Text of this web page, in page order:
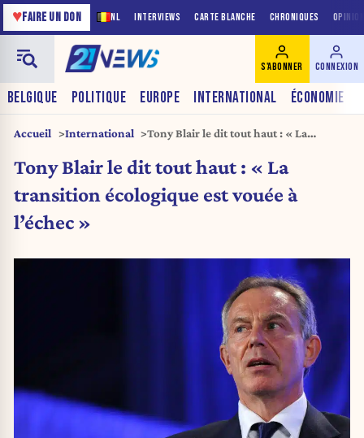
NL INTERVIEWS CARTE BLANCHE CHRONIQUES
♥FAIRE UN DON
BELGIQUE POLITIQUE EUROPE INTERNATIONAL ÉCONOMIE
S'ABONNER CONNEXION
Accueil International
Tony Blair le dit tout haut : « La
l’échec »
Tony Blair le dit tout haut : « La
transition écologique est vouée à
l’échec »